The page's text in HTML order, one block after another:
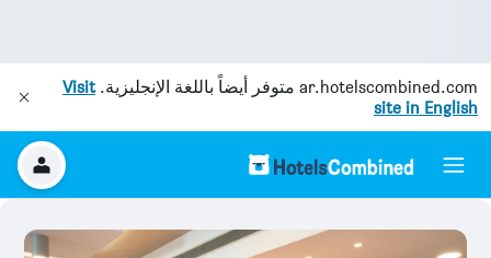
ar.hotelscombined.com متوفر أيضاً باللغة الإنجليزية.Visit
site in English